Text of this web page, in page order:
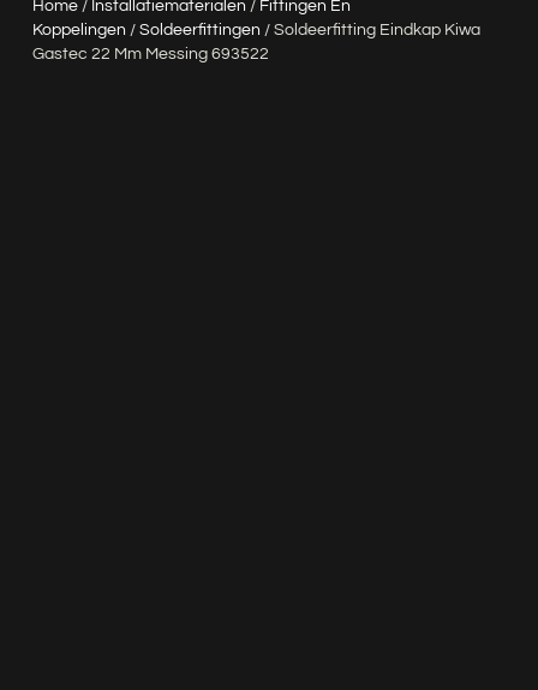
Home/ Installatiematerialen / Fittingen En
Koppelingen / Soldeerfittingen / Soldeerfitting Eindkap Kiwa
Gastec 22 Mm Messing 693522